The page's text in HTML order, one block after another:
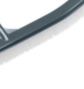
Joulu- ja kausivalot
Eläimet ja tontut